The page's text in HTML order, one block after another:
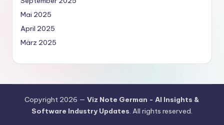
Mai 2025
April 2025
März 2025
Copyright 2026 — Viz Note German - AI Insights &
Software Industry Updates. All rights reserved.